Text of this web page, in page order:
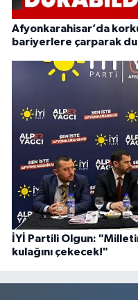
Afyonkarahisar’da
bariyerlere çarparak
İYİ Partili Olgun:
kulağını çekecek!"